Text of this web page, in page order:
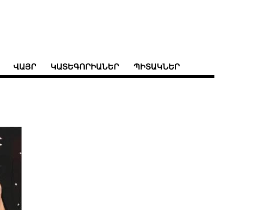
ՎԱՅՐ ԿԱՏԵԳՈՐԻԱՆԵՐ ՊԻՏԱԿՆԵՐ